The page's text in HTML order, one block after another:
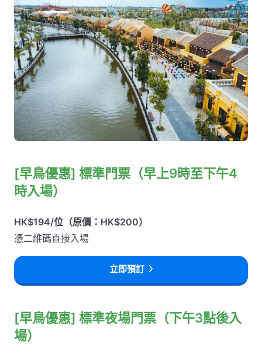
[早鳥優惠] 標準門票（早上9時至下午4
時入場）
HK$194/位（原價：HK$200）
憑二維碼直接入場
立即預訂
[早鳥優惠] 標準夜場門票（下午3點後入
場）